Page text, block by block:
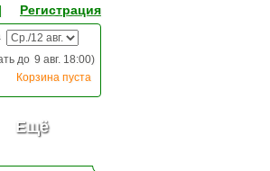
Регистрация
Корзина пуста
)
9 авг. 18:00
до
0,00
Ещё